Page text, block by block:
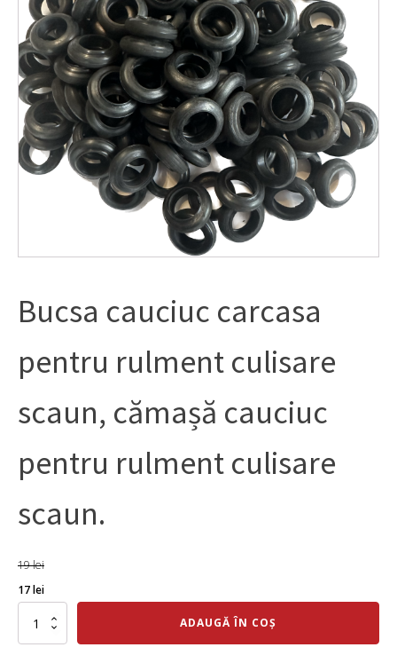
Bucsa cauciuc carcasa
pentru rulment culisare
scaun, cămașă cauciuc
pentru rulment culisare
scaun.
19lei
Prețul
inițial
a
17leiPrețul
curent
este:
Cantitate
ADAUGĂ ÎN COȘ